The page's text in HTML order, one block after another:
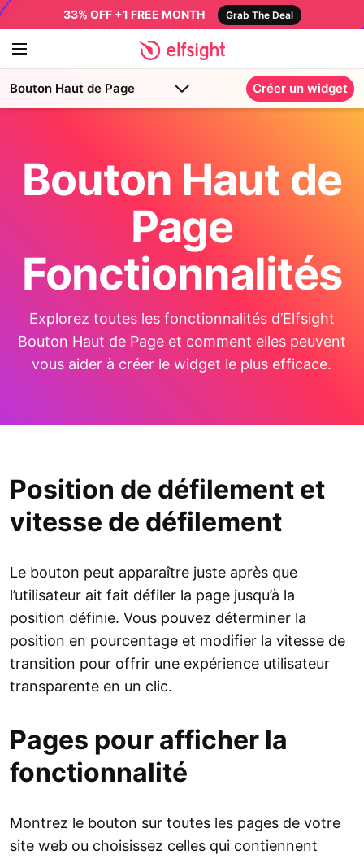
33% OFF +1 FREE MONTH Grab The Deal
Bouton Haut de Page Créer un widget
Bouton Haut de
Page
Fonctionnalités
Explorez toutes les fonctionnalités d’Elfsight
Bouton Haut de Page et comment elles peuvent
vous aider à créer le widget le plus efficace.
Position de défilement et
vitesse de défilement
Le bouton peut apparaître juste après que
l’utilisateur ait fait défiler la page jusqu’à la
position définie. Vous pouvez déterminer la
position en pourcentage et modifier la vitesse de
transition pour offrir une expérience utilisateur
transparente en un clic.
Pages pour afficher la
fonctionnalité
Montrez le bouton sur toutes les pages de votre
site web ou choisissez celles qui contiennent